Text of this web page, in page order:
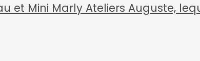
et Mini Marly Ateliers Auguste,